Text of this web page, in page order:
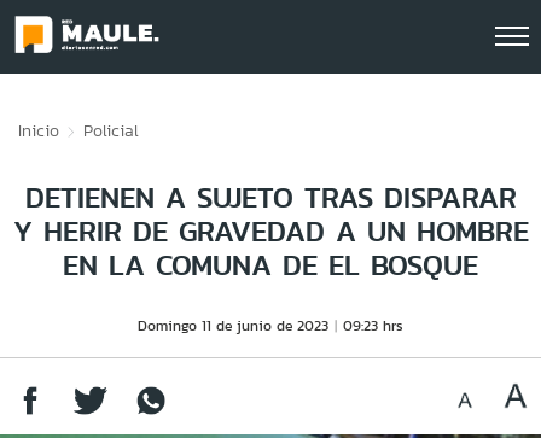
Inicio Policial
DETIENEN A SUJETO TRAS DISPARAR
Y HERIR DE GRAVEDAD A UN HOMBRE
EN LA COMUNA DE EL BOSQUE
Domingo 11 de junio de 2023 09:23 hrs